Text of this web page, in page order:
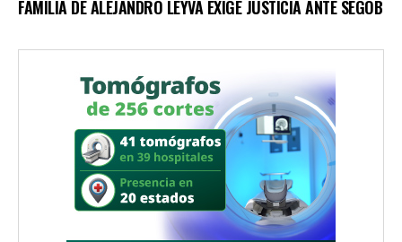
FAMILIA DE ALEJANDRO LEYVA EXIGE JUSTICIA ANTE SEGOB